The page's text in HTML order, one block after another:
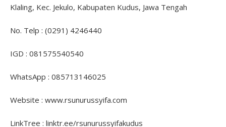
Klaling, Kec. Jekulo, Kabupaten Kudus, Jawa Tengah
No. Telp : (0291) 4246440
IGD : 081575540540
WhatsApp : 085713146025
Website : www.rsunurussyifa.com
LinkTree : linktr.ee/rsunurussyifakudus